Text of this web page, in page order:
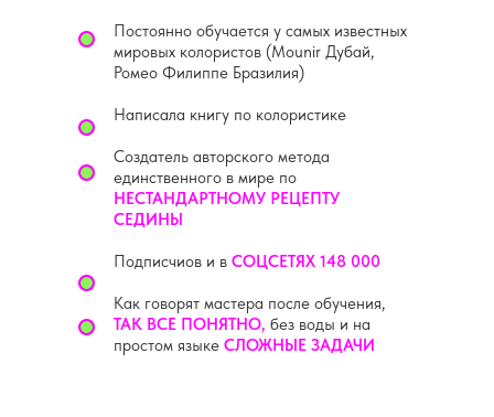
Постоянно обучается у самых известных
мировых колористов (Mounir Дубай,
Ромео Филиппе Бразилия)
Написала книгу по колористике
Создатель авторского метода
единственного в мире по
НЕСТАНДАРТНОМУ РЕЦЕПТУ
СЕДИНЫ
Подписчиов и в СОЦСЕТЯХ 148 000
Как говорят мастера после обучения,
ТАК ВСЕ ПОНЯТНО, без воды и на
простом языке СЛОЖНЫЕ ЗАДАЧИ